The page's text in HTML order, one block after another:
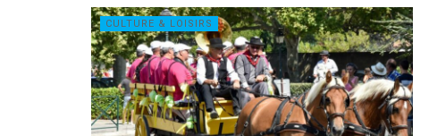
CULTURE & LOISIRS